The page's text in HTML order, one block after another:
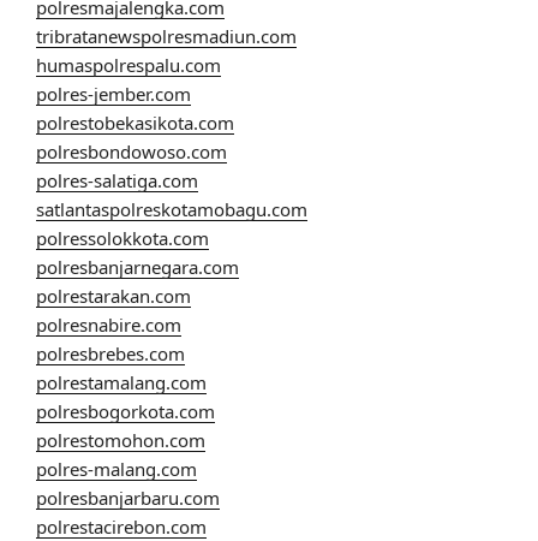
polresmajalengka.com
tribratanewspolresmadiun.com
humaspolrespalu.com
polres-jember.com
polrestobekasikota.com
polresbondowoso.com
polres-salatiga.com
satlantaspolreskotamobagu.com
polressolokkota.com
polresbanjarnegara.com
polrestarakan.com
polresnabire.com
polresbrebes.com
polrestamalang.com
polresbogorkota.com
polrestomohon.com
polres-malang.com
polresbanjarbaru.com
polrestacirebon.com